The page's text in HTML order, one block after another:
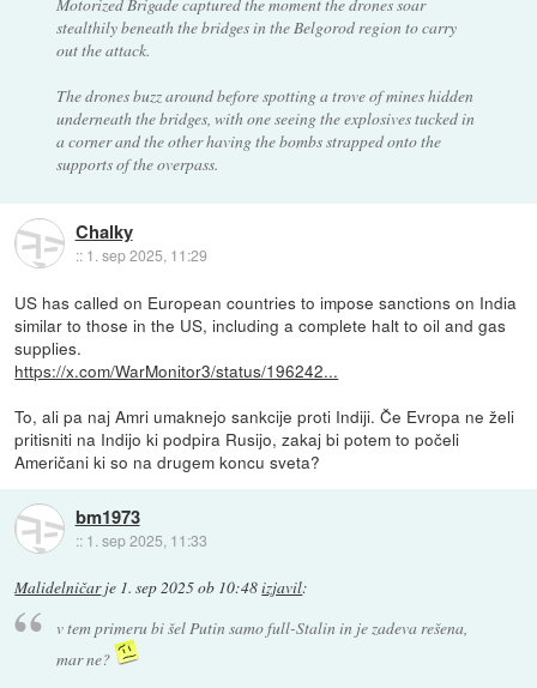
Motorized Brigade captured the moment the drones soar
stealthily beneath the bridges in the Belgorod region to carry
out the attack.
The drones buzz around before spotting a trove of mines hidden
underneath the bridges, with one seeing the explosives tucked in
a corner and the other having the bombs strapped onto the
supports of the overpass.
Chalky
:: 1. sep 2025, 11:29
US has called on European countries to impose sanctions on India
similar to those in the US, including a complete halt to oil and gas
supplies.
https://x.com/WarMonitor3/status/196242...
To, ali pa naj Amri umaknejo sankcije proti Indiji. Če Evropa ne želi
pritisniti na Indijo ki podpira Rusijo, zakaj bi potem to počeli
Američani ki so na drugem koncu sveta?
bm1973
:: 1. sep 2025, 11:33
Malidelničarje 1. sep 2025 ob 10:48izjavil:
v tem primeru bi šel Putin samo full-Stalin in je zadeva rešena,
mar ne?